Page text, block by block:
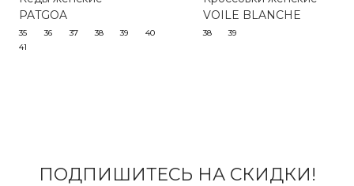
PATGOA
35 36 37 38 39
40
41
VOILE BLANCHE
38 39
ПОДПИШИТЕСЬ НА СКИДКИ!